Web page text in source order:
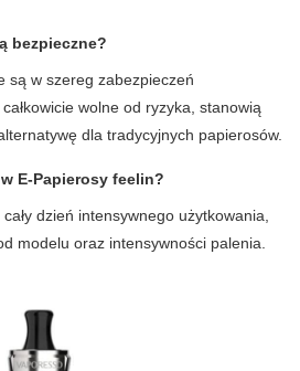
bezpieczne?
są w szereg zabezpieczeń
wolne od ryzyka, stanowią
dla tradycyjnych papierosów.
E-Papierosy feelin?
dzień intensywnego użytkowania,
modelu oraz intensywności palenia.